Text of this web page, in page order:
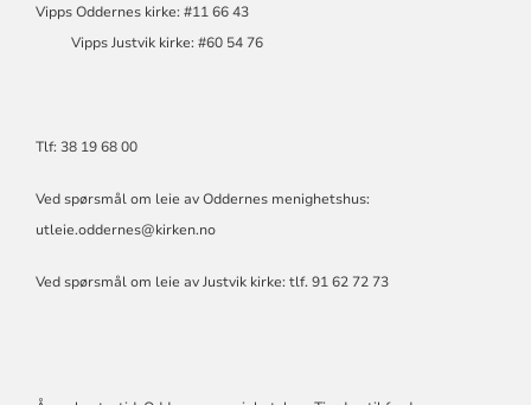
Vipps Oddernes kirke: #11 66 43
Vipps Justvik kirke: #60 54 76
Tlf: 38 19 68 00
Ved spørsmål om leie av Oddernes menighetshus:
utleie.oddernes@kirken.no
Ved spørsmål om leie av Justvik kirke: tlf. 91 62 72 73